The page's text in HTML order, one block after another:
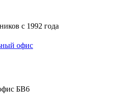
с 1992 года
офис
БВ6